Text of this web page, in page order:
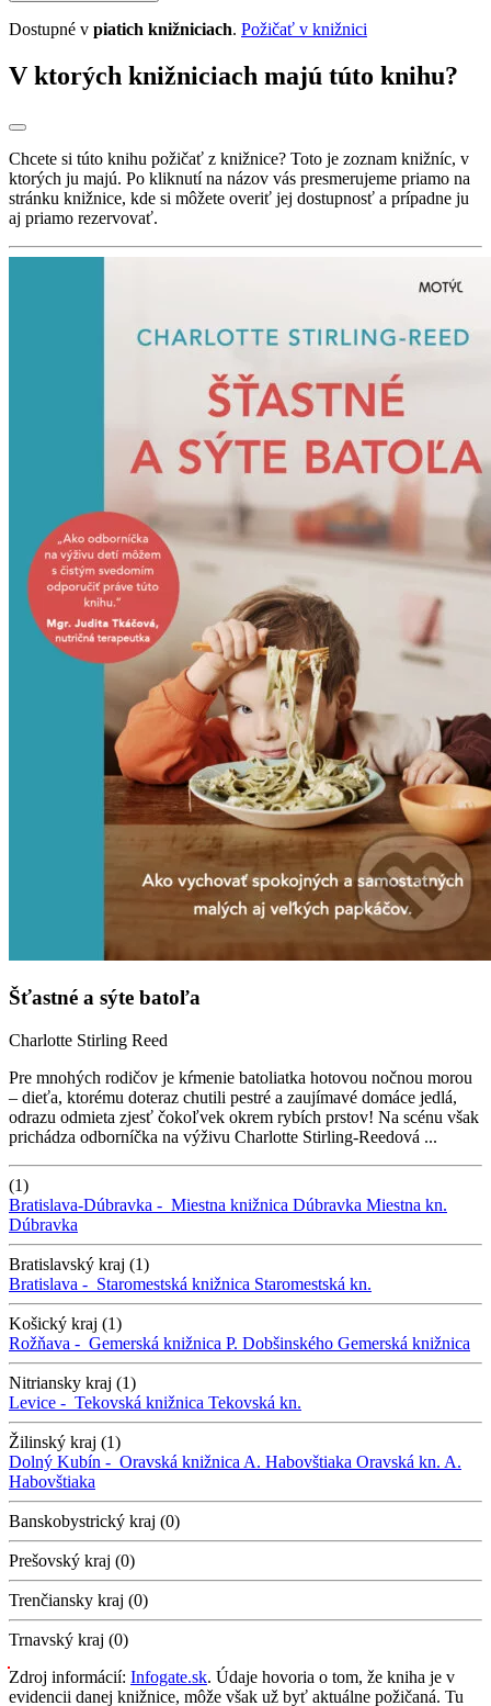
Dostupné v piatich knižniciach. Požičať v knižnici
V ktorých knižniciach majú túto knihu?
Chcete si túto knihu požičať z knižnice? Toto je zoznam knižníc, v
ktorých ju majú. Po kliknutí na názov vás presmerujeme priamo na
stránku knižnice, kde si môžete overiť jej dostupnosť a prípadne ju
aj priamo rezervovať.
Šťastné a sýte batoľa
Charlotte Stirling Reed
Pre mnohých rodičov je kŕmenie batoliatka hotovou nočnou morou
– dieťa, ktorému doteraz chutili pestré a zaujímavé domáce jedlá,
odrazu odmieta zjesť čokoľvek okrem rybích prstov! Na scénu však
prichádza odborníčka na výživu Charlotte Stirling-Reedová ...
(1)
Bratislava-Dúbravka - Miestna knižnica Dúbravka Miestna kn.
Dúbravka
Bratislavský kraj (1)
Bratislava - Staromestská knižnica Staromestská kn.
Košický kraj (1)
Rožňava - Gemerská knižnica P. Dobšinského Gemerská knižnica
Nitriansky kraj (1)
Levice - Tekovská knižnica Tekovská kn.
Žilinský kraj (1)
Dolný Kubín - Oravská knižnica A. Habovštiaka Oravská kn. A.
Habovštiaka
Banskobystrický kraj (0)
Prešovský kraj (0)
Trenčiansky kraj (0)
Trnavský kraj (0)
Zdroj informácií: Infogate.sk. Údaje hovoria o tom, že kniha je v
evidencii danej knižnice, môže však už byť aktuálne požičaná. Tu